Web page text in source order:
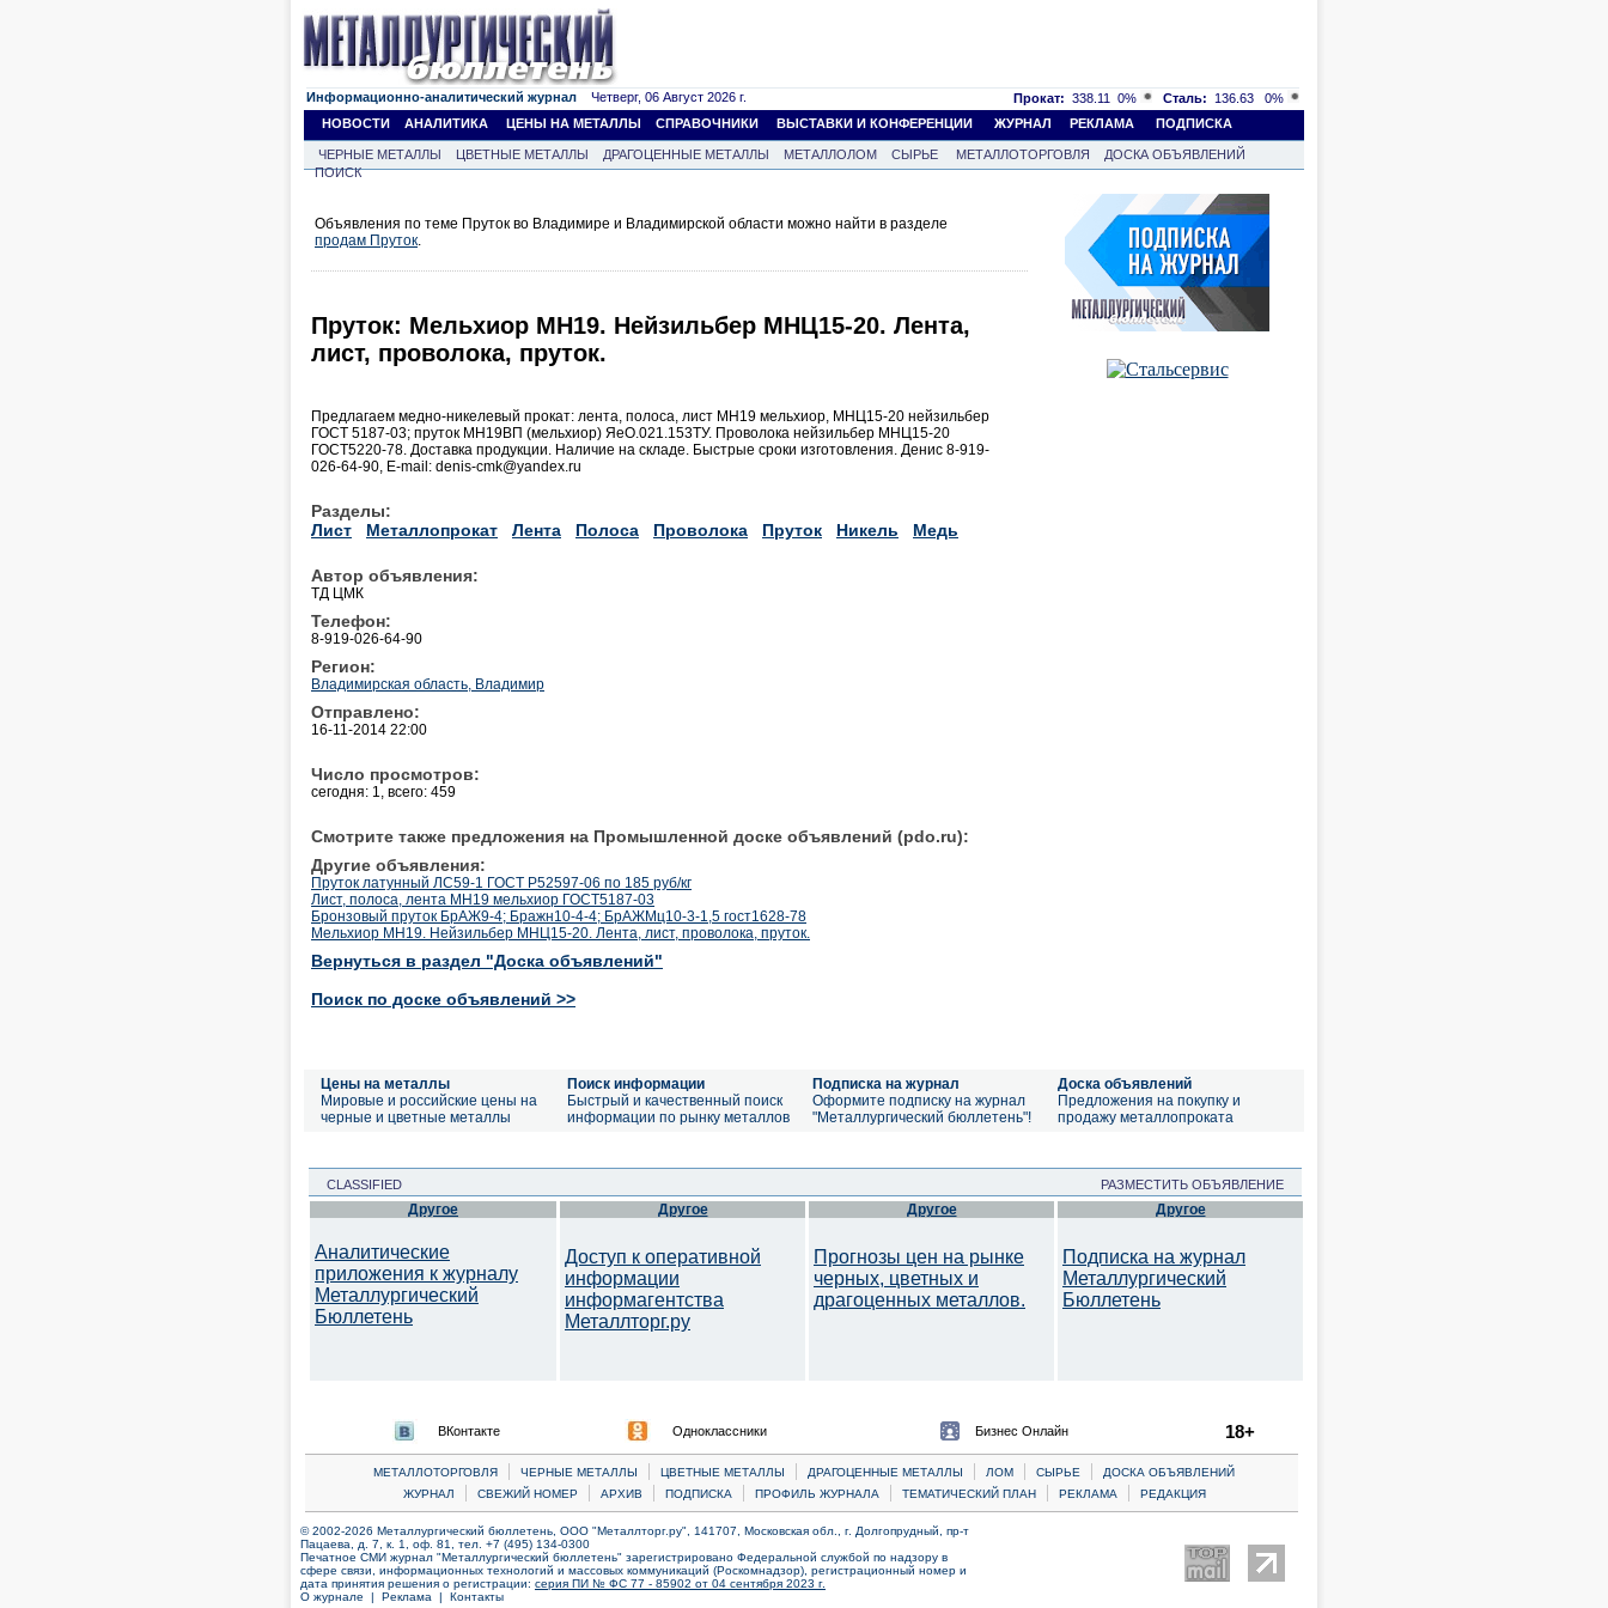
Информационно-аналитический журнал Четверг, 06 Август 2026 г. Прокат: 338.11 0% Сталь: 136.63
0%
НОВОСТИ
АНАЛИТИКА ЦЕНЫ НА МЕТАЛЛЫ СПРАВОЧНИКИ ВЫСТАВКИ И КОНФЕРЕНЦИИ ЖУРНАЛ РЕКЛАМА ПОДПИСКА
ЧЕРНЫЕ МЕТАЛЛЫ ЦВЕТНЫЕ МЕТАЛЛЫ ДРАГОЦЕННЫЕ МЕТАЛЛЫ МЕТАЛЛОЛОМ СЫРЬЕ МЕТАЛЛОТОРГОВЛЯ
ДОСКА ОБЪЯВЛЕНИЙ
ПОИСК
Объявления по теме Пруток во Владимире и Владимирской области можно найти в разделе
продам Пруток.
Пруток: Мельхиор МН19. Нейзильбер МНЦ15-20. Лента,
лист, проволока, пруток.
Предлагаем медно-никелевый прокат: лента, полоса, лист МН19 мельхиор, МНЦ15-20 нейзильбер
ГОСТ 5187-03; пруток МН19ВП (мельхиор) ЯеО.021.153ТУ. Проволока нейзильбер МНЦ15-20
ГОСТ5220-78. Доставка продукции. Наличие на складе. Быстрые сроки изготовления. Денис 8-919-
026-64-90, Е-mail: denis-cmk@yandex.ru
Разделы:
Лист
Металлопрокат Лента Полоса Проволока Пруток Никель Медь
Автор объявления:
ТД ЦМК
Телефон:
8-919-026-64-90
Регион:
Владимирская область, Владимир
Отправлено:
16-11-2014 22:00
Число просмотров:
сегодня: 1, всего: 459
Смотрите также предложения на Промышленной доске объявлений (pdo.ru):
Другие объявления:
Пруток латунный ЛС59-1 ГОСТ Р52597-06 по 185 руб/кг
Лист, полоса, лента МН19 мельхиор ГОСТ5187-03
Бронзовый пруток БрАЖ9-4; Бражн10-4-4; БрАЖМц10-3-1,5 гост1628-78
Мельхиор МН19. Нейзильбер МНЦ15-20. Лента, лист, проволока, пруток.
Вернуться в раздел "Доска объявлений"
Поиск по доске объявлений >>
Цены на металлы
Мировые и российские цены на
черные и цветные металлы
Поиск информации
Быстрый и качественный поиск
информации по рынку металлов
Подписка на журнал
Оформите подписку на журнал
"Металлургический бюллетень"!
Доска объявлений
Предложения на покупку и
продажу металлопроката
CLASSIFIED РАЗМЕСТИТЬ ОБЪЯВЛЕНИЕ
Другое
Аналитические
приложения к журналу
Металлургический
Бюллетень
Другое
Доступ к оперативной
информации
информагентства
Металлторг.ру
Другое
Прогнозы цен на рынке
черных, цветных и
драгоценных металлов.
Другое
Подписка на журнал
Металлургический
Бюллетень
ВКонтакте Одноклассники Бизнес Онлайн 18+
МЕТАЛЛОТОРГОВЛЯ | ЧЕРНЫЕ МЕТАЛЛЫ | ЦВЕТНЫЕ МЕТАЛЛЫ | ДРАГОЦЕННЫЕ МЕТАЛЛЫ | ЛОМ | CЫРЬЕ |
ДОСКА ОБЪЯВЛЕНИЙ
ЖУРНАЛ
| СВЕЖИЙ НОМЕР | АРХИВ | ПОДПИСКА | ПРОФИЛЬ ЖУРНАЛА | ТЕМАТИЧЕСКИЙ ПЛАН | РЕКЛАМА | РЕДАКЦИЯ
© 2002-2026 Металлургический бюллетень, ООО "Металлторг.ру", 141707, Московская обл., г. Долгопрудный, пр-т
Пацаева, д. 7, к. 1, оф. 81, тел. +7 (495) 134-0300
Печатное СМИ журнал "Металлургический бюллетень" зарегистрировано Федеральной службой по надзору в
сфере связи, информационных технологий и массовых коммуникаций (Роскомнадзор), регистрационный номер и
дата принятия решения о регистрации: серия ПИ № ФС 77 - 85902 от 04 сентября 2023 г.
О журнале | Реклама | Контакты